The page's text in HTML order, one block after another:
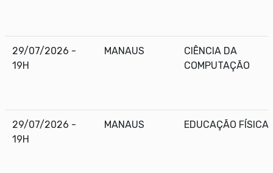
29/07/2026 -
19H
MANAUS
CIÊNCIA DA
COMPUTAÇÃO
29/07/2026 -
19H
MANAUS EDUCAÇÃO FÍSICA